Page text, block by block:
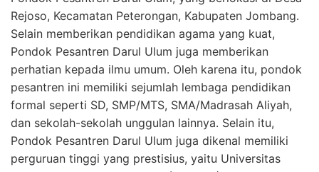
Rejoso, Kecamatan Peterongan, Kabupaten Jombang.
Selain memberikan pendidikan agama yang kuat,
Pondok Pesantren Darul Ulum juga memberikan
perhatian kepada ilmu umum. Oleh karena itu, pondok
pesantren ini memiliki sejumlah lembaga pendidikan
formal seperti SD, SMP/MTS, SMA/Madrasah Aliyah,
dan sekolah-sekolah unggulan lainnya. Selain itu,
Pondok Pesantren Darul Ulum juga dikenal memiliki
perguruan tinggi yang prestisius, yaitu Universitas